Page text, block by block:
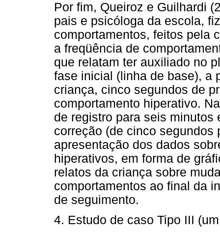
Por fim, Queiroz e Guilhardi
pais e psicóloga da escola,
comportamentos, feitos pela
a freqüência de
que relatam ter auxiliado no
fase inicial (linha de base), a
criança, cinco segundos de
comportamento hiperativo.
de registro para seis
correção (de cinco segundos
apresentação dos dados
hiperativos, em forma de
relatos da criança sobre
comportamentos ao final da
de seguimento.
4. Estudo de caso Tipo III